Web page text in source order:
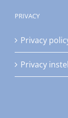
PRIVACY
Privacy
Privacy